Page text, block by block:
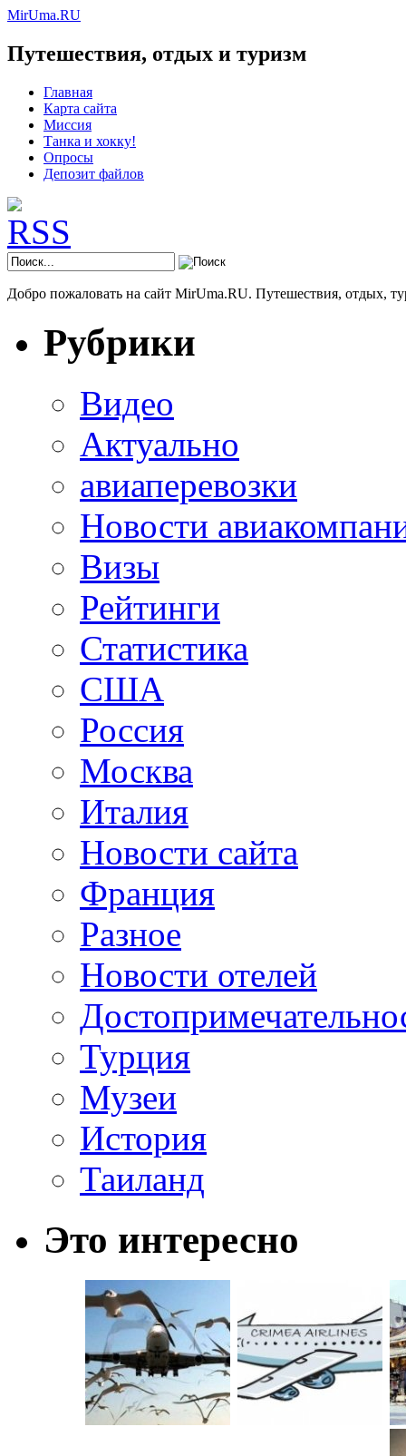
MirUma.RU
Путешествия, отдых и туризм
Главная
Карта сайта
Миссия
Танка и хокку!
Опросы
Депозит файлов
Добро пожаловать на сайт MirUma.RU. Путешествия, отдых,
Рубрики
Видео
Актуально
авиаперевозки
Новости
Визы
Рейтинги
Статистика
США
Россия
Москва
Италия
Новости сайта
Франция
Разное
Новости отелей
Турция
Музеи
История
Таиланд
Это интересно